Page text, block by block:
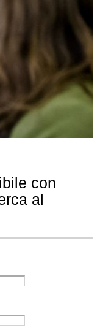
con
al